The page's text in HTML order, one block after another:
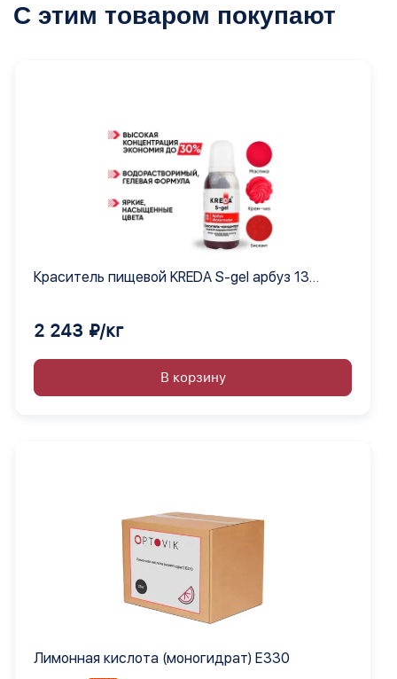
С этим товаром покупают
Краситель пищевой KREDA S-gel арбуз 13
2 243 ₽/кг
В корзину
Лимонная кислота (моногидрат) Е330